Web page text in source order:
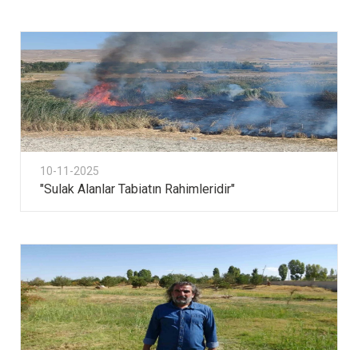
10-11-2025
"Sulak Alanlar Tabiatın Rahimleridir"